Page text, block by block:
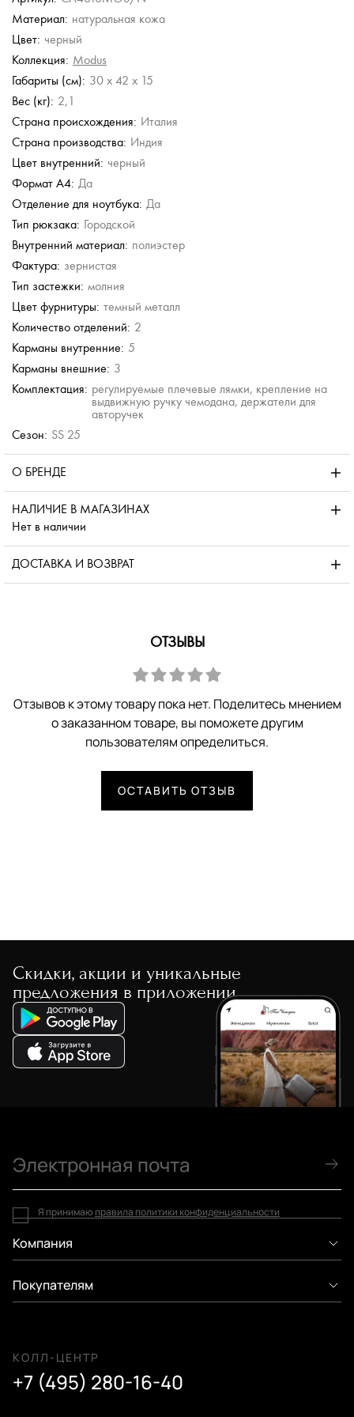
Кожаный рюкзак
24 980 руб.
Кожаный рюкзак
24 980 руб.
Материал: натуральная кожа
Цвет: черный
Коллекция: Modus
Габариты (см): 30 x 42 x 15
Вес (кг): 2,1
Страна происхождения: Италия
Страна производства: Индия
Цвет внутренний: черный
Формат А4: Да
Отделение для ноутбука: Да
Тип рюкзака: Городской
Внутренний материал: полиэстер
Фактура: зернистая
Тип застежки: молния
Цвет фурнитуры: темный металл
Количество отделений: 2
Карманы внутренние: 5
Карманы внешние: 3
Комплектация: регулируемые плечевые лямки, крепление на
выдвижную ручку чемодана, держатели для
авторучек
Сезон: SS 25
О БРЕНДЕ
НАЛИЧИЕ В МАГАЗИНАХ
Нет в наличии
ДОСТАВКА И ВОЗВРАТ
ОТЗЫВЫ
Отзывов к этому товару пока нет. Поделитесь мнением
о заказанном товаре, вы поможете другим
пользователям определиться.
ОСТАВИТЬ ОТЗЫВ
Скидки, акции и уникальные
предложения в приложении
Компания
Покупателям
КОЛЛ-ЦЕНТР
+7 (495) 280-16-40
Я принимаю правила политики конфиденциальности